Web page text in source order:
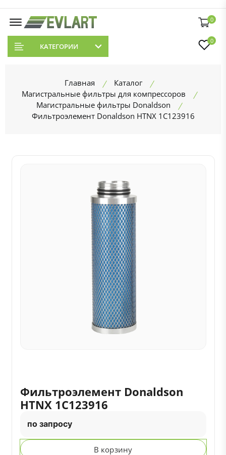
0
КАТЕГОРИИ
0
Главная
Каталог
Магистральные фильтры для компрессоров
Магистральные фильтры Donaldson
Фильтроэлемент Donaldson HTNX 1C123916
Фильтроэлемент Donaldson
HTNX 1C123916
по запросу
В корзину